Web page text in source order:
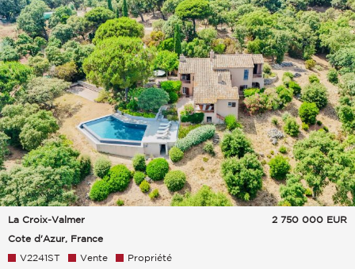
La Croix-Valmer
Cote d'Azur, France
2 750 000 EUR
V2241ST Vente Propriété